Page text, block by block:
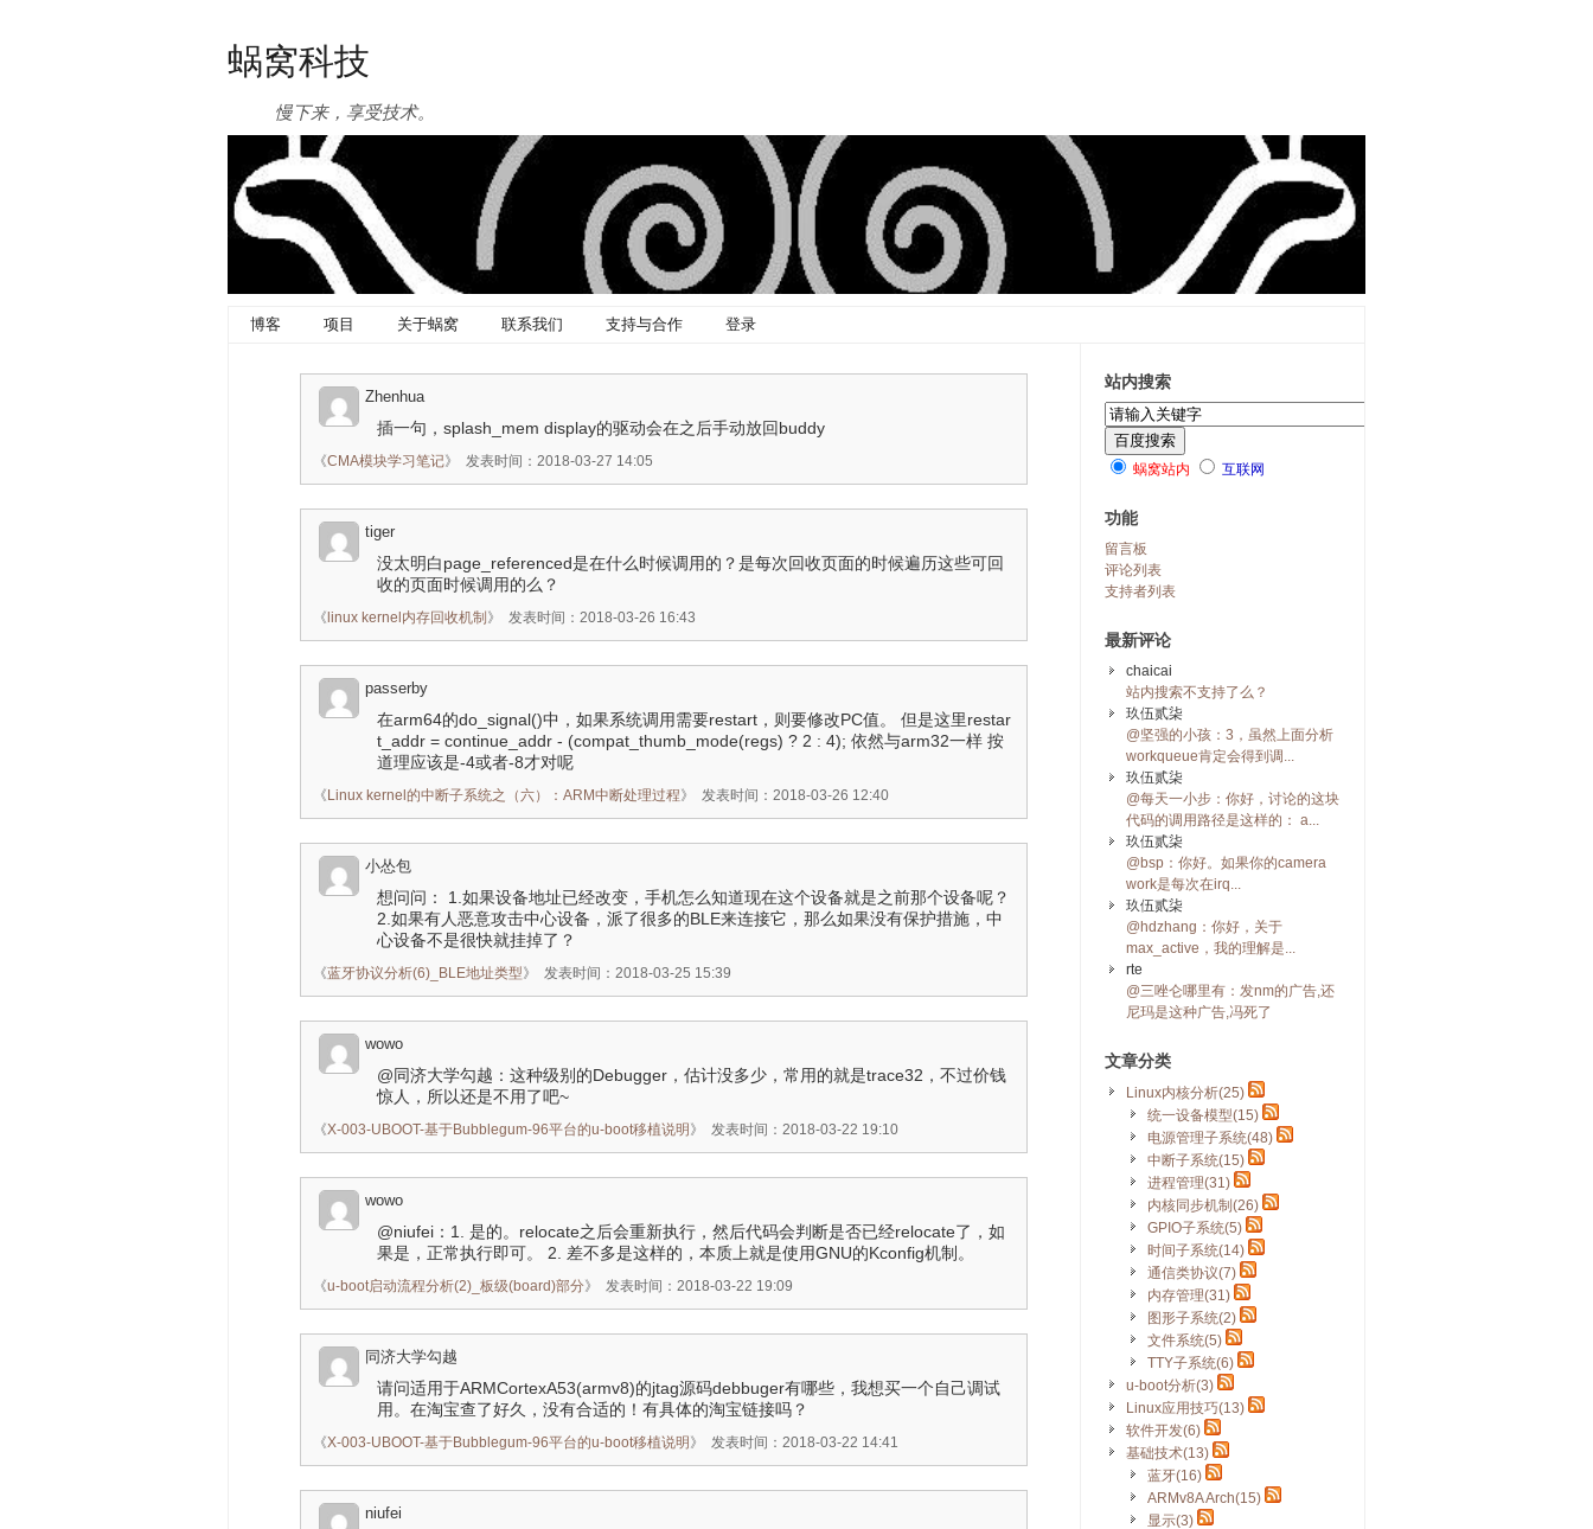
蜗窝科技
慢下来，享受技术。
博客 项目 关于蜗窝 联系我们 支持与合作 登录
Zhenhua
插一句，splash_mem display的驱动会在之后手动放回buddy
《CMA模块学习笔记》 发表时间：2018-03-27 14:05
tiger
没太明白page_referenced是在什么时候调用的？是每次回收页面的时候遍历这些可回
收的页面时候调用的么？
《 linux kernel内存回收机制 》 发表时间：2018-03-26 16:43
passerby
在arm64的do_signal()中，如果系统调用需要restart，则要修改PC值。 但是这里restar
t_addr = continue_addr - (compat_thumb_mode(regs) ? 2 : 4); 依然与arm32一样 按
道理应该是-4或者-8才对呢
《 Linux kernel的中断子系统之（六）：ARM中断处理过程》 发表时间：2018-03-26 12:40
小怂包
想问问： 1.如果设备地址已经改变，手机怎么知道现在这个设备就是之前那个设备呢？
2.如果有人恶意攻击中心设备，派了很多的BLE来连接它，那么如果没有保护措施，中
心设备不是很快就挂掉了？
《蓝牙协议分析(6)_BLE地址类型》 发表时间：2018-03-25 15:39
wowo
@同济大学勾越：这种级别的Debugger，估计没多少，常用的就是trace32，不过价钱
惊人，所以还是不用了吧~
《X-003-UBOOT-基于Bubblegum-96平台的u-boot移植说明 》 发表时间：2018-03-22 19:10
wowo
@niufei：1. 是的。relocate之后会重新执行，然后代码会判断是否已经relocate了，如
果是，正常执行即可。 2. 差不多是这样的，本质上就是使用GNU的Kconfig机制。
《u-boot启动流程分析(2)_板级(board)部分》 发表时间：2018-03-22 19:09
同济大学勾越
请问适用于ARMCortexA53(armv8)的jtag源码debbuger有哪些，我想买一个自己调试
用。在淘宝查了好久，没有合适的！有具体的淘宝链接吗？
《X-003-UBOOT-基于Bubblegum-96平台的u-boot移植说明 》 发表时间：2018-03-22 14:41
niufei
站内搜索
蜗窝站内 互联网
功能
留言板
评论列表
支持者列表
最新评论
chaicai
站内搜索不支持了么？
玖伍贰柒
@坚强的小孩：3，虽然上面分析
workqueue肯定会得到调...
玖伍贰柒
@每天一小步：你好，讨论的这块
代码的调用路径是这样的： a...
玖伍贰柒
@bsp：你好。如果你的camera
work是每次在irq...
玖伍贰柒
@hdzhang：你好，关于
max_active，我的理解是...
rte
@三唑仑哪里有：发nm的广告,还
尼玛是这种广告,冯死了
文章分类
Linux内核分析(25)
统一设备模型(15)
电源管理子系统(48)
中断子系统(15)
进程管理(31)
内核同步机制(26)
GPIO子系统(5)
时间子系统(14)
通信类协议(7)
内存管理(31)
图形子系统(2)
文件系统(5)
TTY子系统(6)
u-boot分析(3)
Linux应用技巧(13)
软件开发(6)
基础技术(13)
蓝牙(16)
ARMv8A Arch(15)
显示(3)